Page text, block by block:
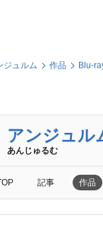
ジュルム 作品 Blu-
アンジュル
あんじゅるむ
記事 作品